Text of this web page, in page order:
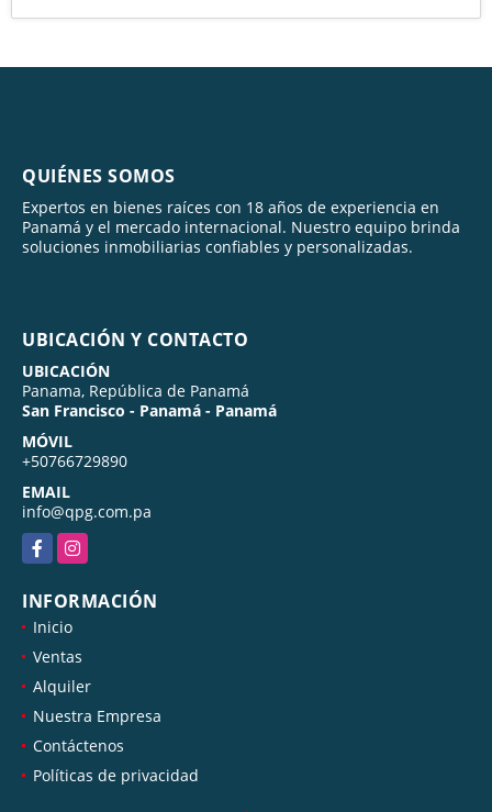
QUIÉNES SOMOS
Expertos en bienes raíces con 18 años de experiencia en
Panamá y el mercado internacional. Nuestro equipo brinda
soluciones inmobiliarias confiables y personalizadas.
UBICACIÓN Y CONTACTO
UBICACIÓN
Panama, República de Panamá
San Francisco - Panamá - Panamá
MÓVIL
+50766729890
EMAIL
info@qpg.com.pa
FacebookInstagram
INFORMACIÓN
Inicio
Ventas
Alquiler
Nuestra Empresa
Contáctenos
Políticas de privacidad